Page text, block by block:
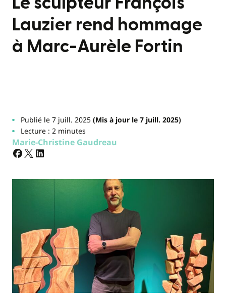
Lauzier rend hommage
à Marc-Aurèle Fortin
Publié le 7 juill. 2025(Mis à jour le 7 juill. 2025)
Lecture : 2 minutes
Marie-Christine Gaudreau